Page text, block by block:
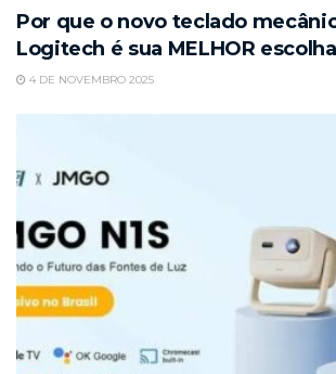
Por que o novo teclado
Logitech é sua MELHOR
4 DE NOVEMBRO 2025